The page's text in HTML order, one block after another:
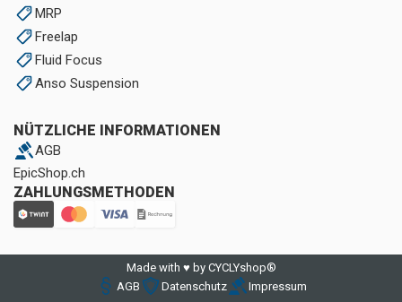
MRP
Freelap
Fluid Focus
Anso Suspension
NÜTZLICHE INFORMATIONEN
AGB
EpicShop.ch
ZAHLUNGSMETHODEN
Made with ♥ by CYCLYshop®
AGB
Datenschutz Impressum